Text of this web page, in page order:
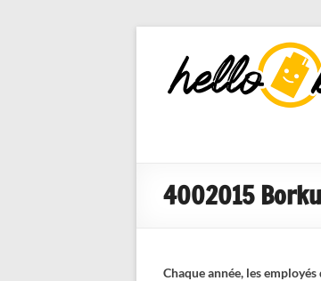
HelloBricks
Blog LEGO,
nouveaut�s
4002015
Chaque année, les